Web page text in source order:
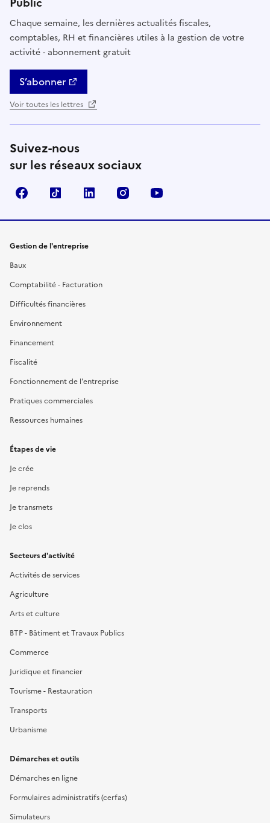
Chaque semaine, les dernières actualités fiscales,
comptables, RH et financières utiles à la gestion de votre
activité - abonnement gratuit
S’abonner
Voir toutes les lettres
Suivez-nous
sur les réseaux sociaux
FacebookTikTok Linkedin Instagram
Gestion de l'entreprise
Baux
Comptabilité - Facturation
Difficultés financières
Environnement
Financement
Fiscalité
Fonctionnement de l'entreprise
Pratiques commerciales
Ressources humaines
Étapes de vie
Je crée
Je reprends
Je transmets
Je clos
Secteurs d'activité
Activités de services
Agriculture
Arts et culture
BTP - Bâtiment et Travaux Publics
Commerce
Juridique et financier
Tourisme - Restauration
Transports
Urbanisme
Démarches et outils
Démarches en ligne
Formulaires administratifs (cerfas)
Simulateurs